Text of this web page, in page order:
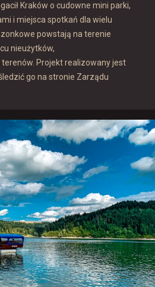
Kraków o cudowne mini parki,
i miejsca spotkań dla wielu
powstają na terenie
nieużytków,
Projekt realizowany jest
go na stronie Zarządu